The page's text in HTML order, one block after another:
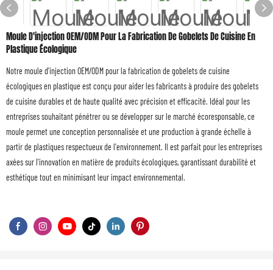
Moule D'injection OEM/ODM Pour La Fabrication De Gobelets De Cuisine En
Plastique Écologique
Notre moule d'injection OEM/ODM pour la fabrication de gobelets de cuisine
écologiques en plastique est conçu pour aider les fabricants à produire des gobelets
de cuisine durables et de haute qualité avec précision et efficacité. Idéal pour les
entreprises souhaitant pénétrer ou se développer sur le marché écoresponsable, ce
moule permet une conception personnalisée et une production à grande échelle à
partir de plastiques respectueux de l'environnement. Il est parfait pour les entreprises
axées sur l'innovation en matière de produits écologiques, garantissant durabilité et
esthétique tout en minimisant leur impact environnemental.